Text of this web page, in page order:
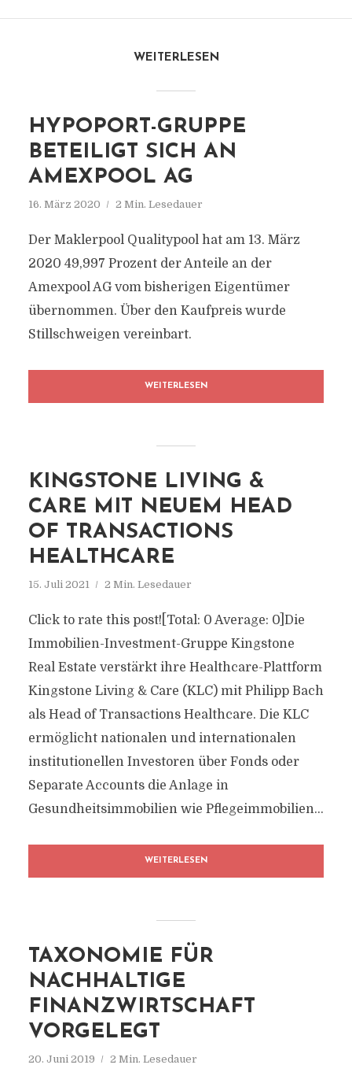
WEITERLESEN
HYPOPORT-GRUPPE
BETEILIGT SICH AN
AMEXPOOL AG
16. März 2020 2 Min. Lesedauer
Der Maklerpool Qualitypool hat am 13. März
2020 49,997 Prozent der Anteile an der
Amexpool AG vom bisherigen Eigentümer
übernommen. Über den Kaufpreis wurde
Stillschweigen vereinbart.
WEITERLESEN
KINGSTONE LIVING &
CARE MIT NEUEM HEAD
OF TRANSACTIONS
HEALTHCARE
15. Juli 2021 2 Min. Lesedauer
Click to rate this post![Total: 0 Average: 0]Die
Immobilien-Investment-Gruppe Kingstone
Real Estate verstärkt ihre Healthcare-Plattform
Kingstone Living & Care (KLC) mit Philipp Bach
als Head of Transactions Healthcare. Die KLC
ermöglicht nationalen und internationalen
institutionellen Investoren über Fonds oder
Separate Accounts die Anlage in
Gesundheitsimmobilien wie Pflegeimmobilien...
WEITERLESEN
TAXONOMIE FÜR
NACHHALTIGE
FINANZWIRTSCHAFT
VORGELEGT
20. Juni 2019 2 Min. Lesedauer